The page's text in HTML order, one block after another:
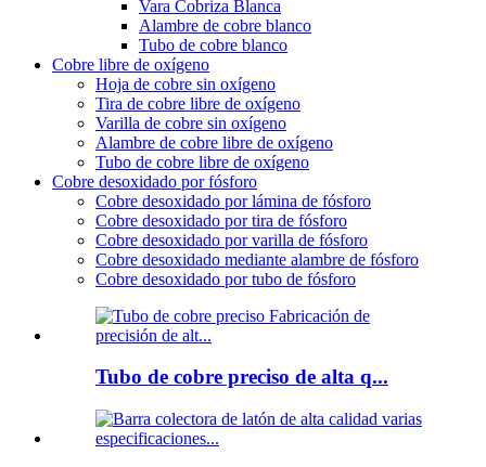
Vara Cobriza Blanca
Alambre de cobre blanco
Tubo de cobre blanco
Cobre libre de oxígeno
Hoja de cobre sin oxígeno
Tira de cobre libre de oxígeno
Varilla de cobre sin oxígeno
Alambre de cobre libre de oxígeno
Tubo de cobre libre de oxígeno
Cobre desoxidado por fósforo
Cobre desoxidado por lámina de fósforo
Cobre desoxidado por tira de fósforo
Cobre desoxidado por varilla de fósforo
Cobre desoxidado mediante alambre de fósforo
Cobre desoxidado por tubo de fósforo
Tubo de cobre preciso de alta q...